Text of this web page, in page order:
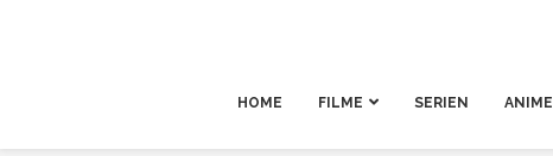
HOME FILME SERIEN ANIME